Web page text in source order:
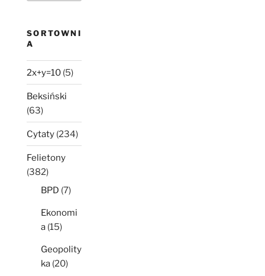
SORTOWNI
A
2x+y=10 (5)
Beksiński
(63)
Cytaty (234)
Felietony
(382)
BPD (7)
Ekonomi
a (15)
Geopolity
ka (20)